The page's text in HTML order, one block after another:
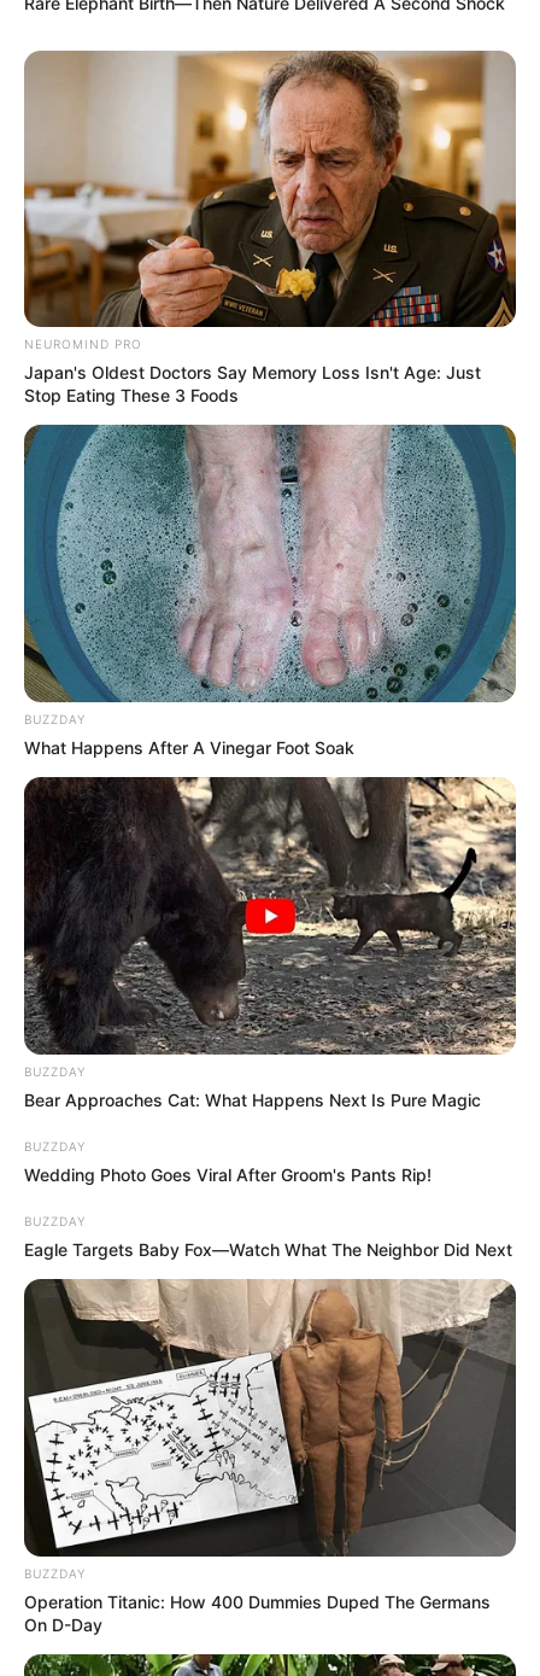
NEUROMIND PRO
Japan's Oldest Doctors Say Memory Loss Isn't Age: Just
Stop Eating These 3 Foods
BUZZDAY
What Happens After A Vinegar Foot Soak
BUZZDAY
Bear Approaches Cat: What Happens Next Is Pure Magic
BUZZDAY
Wedding Photo Goes Viral After Groom's Pants Rip!
BUZZDAY
Eagle Targets Baby Fox—Watch What The Neighbor Did Next
BUZZDAY
Operation Titanic: How 400 Dummies Duped The Germans
On D-Day